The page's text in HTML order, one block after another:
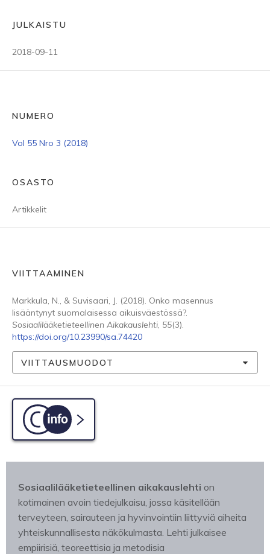
JULKAISTU
2018-09-11
NUMERO
Vol 55 Nro 3 (2018)
OSASTO
Artikkelit
VIITTAAMINEN
Markkula, N., & Suvisaari, J. (2018). Onko masennus
lisääntynyt suomalaisessa aikuisväestössä?.
Sosiaalilääketieteellinen Aikakauslehti, 55(3).
https://doi.org/10.23990/sa.74420
VIITTAUSMUODOT
C-info
Sosiaalilääketieteellinen aikakauslehti on
kotimainen avoin tiedejulkaisu, jossa käsitellään
terveyteen, sairauteen ja hyvinvointiin liittyviä aiheita
yhteiskunnallisesta näkökulmasta. Lehti julkaisee
empiirisiä, teoreettisia ja metodisia